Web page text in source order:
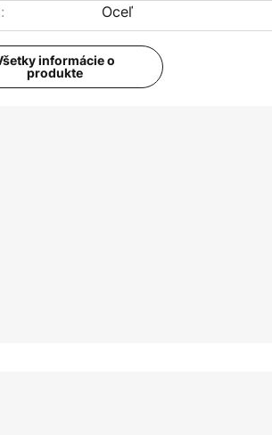
Oceľ
informácie o
produkte